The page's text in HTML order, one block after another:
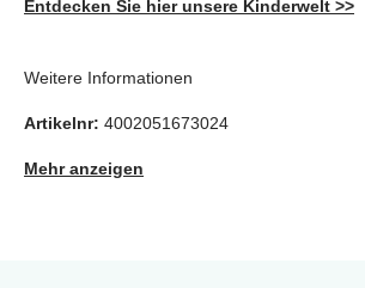
Entdecken Sie hier unsere Kinderwelt >>
Weitere Informationen
Artikelnr: 4002051673024
Mehr anzeigen